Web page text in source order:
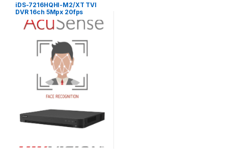
iDS-7216HQHI-M2/XT TVI
DVR 16ch 5Mpx 20fps